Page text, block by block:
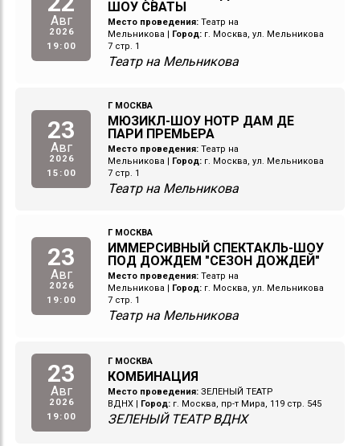
Авг
2026
19:00
ШОУ СВАТЫ
Место проведения: Театр на
Мельникова | Город: г. Москва, ул. Мельникова
7 стр. 1
Театр на Мельникова
23
Авг
2026
15:00
Г МОСКВА
МЮЗИКЛ-ШОУ НОТР ДАМ ДЕ
ПАРИ ПРЕМЬЕРА
Место проведения: Театр на
Мельникова | Город: г. Москва, ул. Мельникова
7 стр. 1
Театр на Мельникова
23
Авг
2026
19:00
Г МОСКВА
ИММЕРСИВНЫЙ СПЕКТАКЛЬ-ШОУ
ПОД ДОЖДЕМ "СЕЗОН ДОЖДЕЙ"
Место проведения: Театр на
Мельникова | Город: г. Москва, ул. Мельникова
7 стр. 1
Театр на Мельникова
23
Авг
2026
19:00
Г МОСКВА
КОМБИНАЦИЯ
Место проведения: ЗЕЛЕНЫЙ ТЕАТР
ВДНХ
Город: г. Москва, пр-т Мира, 119 стр. 545
ЗЕЛЕНЫЙ ТЕАТР ВДНХ